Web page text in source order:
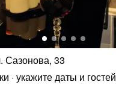
Сазонова, 33
укажите даты и гостей